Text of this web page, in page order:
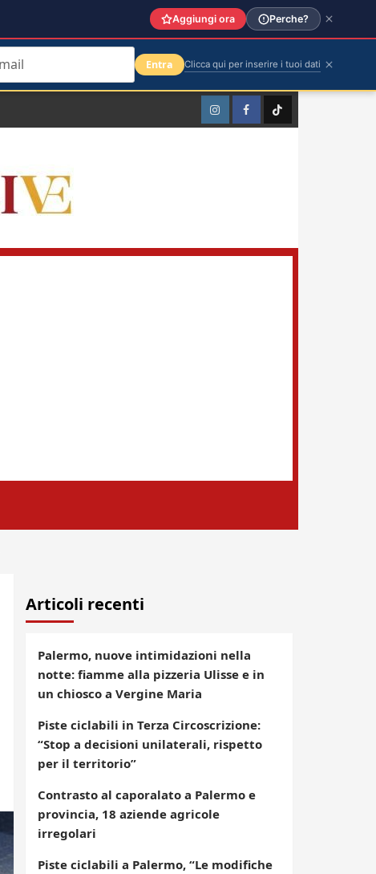
InstagramFacebookTikTok
Articoli recenti
Palermo, nuove intimidazioni nella
notte: fiamme alla pizzeria Ulisse e in
un chiosco a Vergine Maria
Piste ciclabili in Terza Circoscrizione:
“Stop a decisioni unilaterali, rispetto
per il territorio”
Contrasto al caporalato a Palermo e
provincia, 18 aziende agricole
irregolari
Piste ciclabili a Palermo, “Le modifiche
Aggiungi ora Perche?
Entra Clicca qui per inserire i tuoi dati